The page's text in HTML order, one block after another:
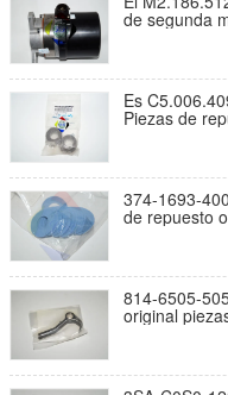
de segunda
originales
Es
Piezas de
374-1693-
de repuesto
814-6505-
original